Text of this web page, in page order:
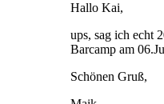
Hallo Kai,
ups, sag ich echt
Barcamp am
Schönen Gruß,